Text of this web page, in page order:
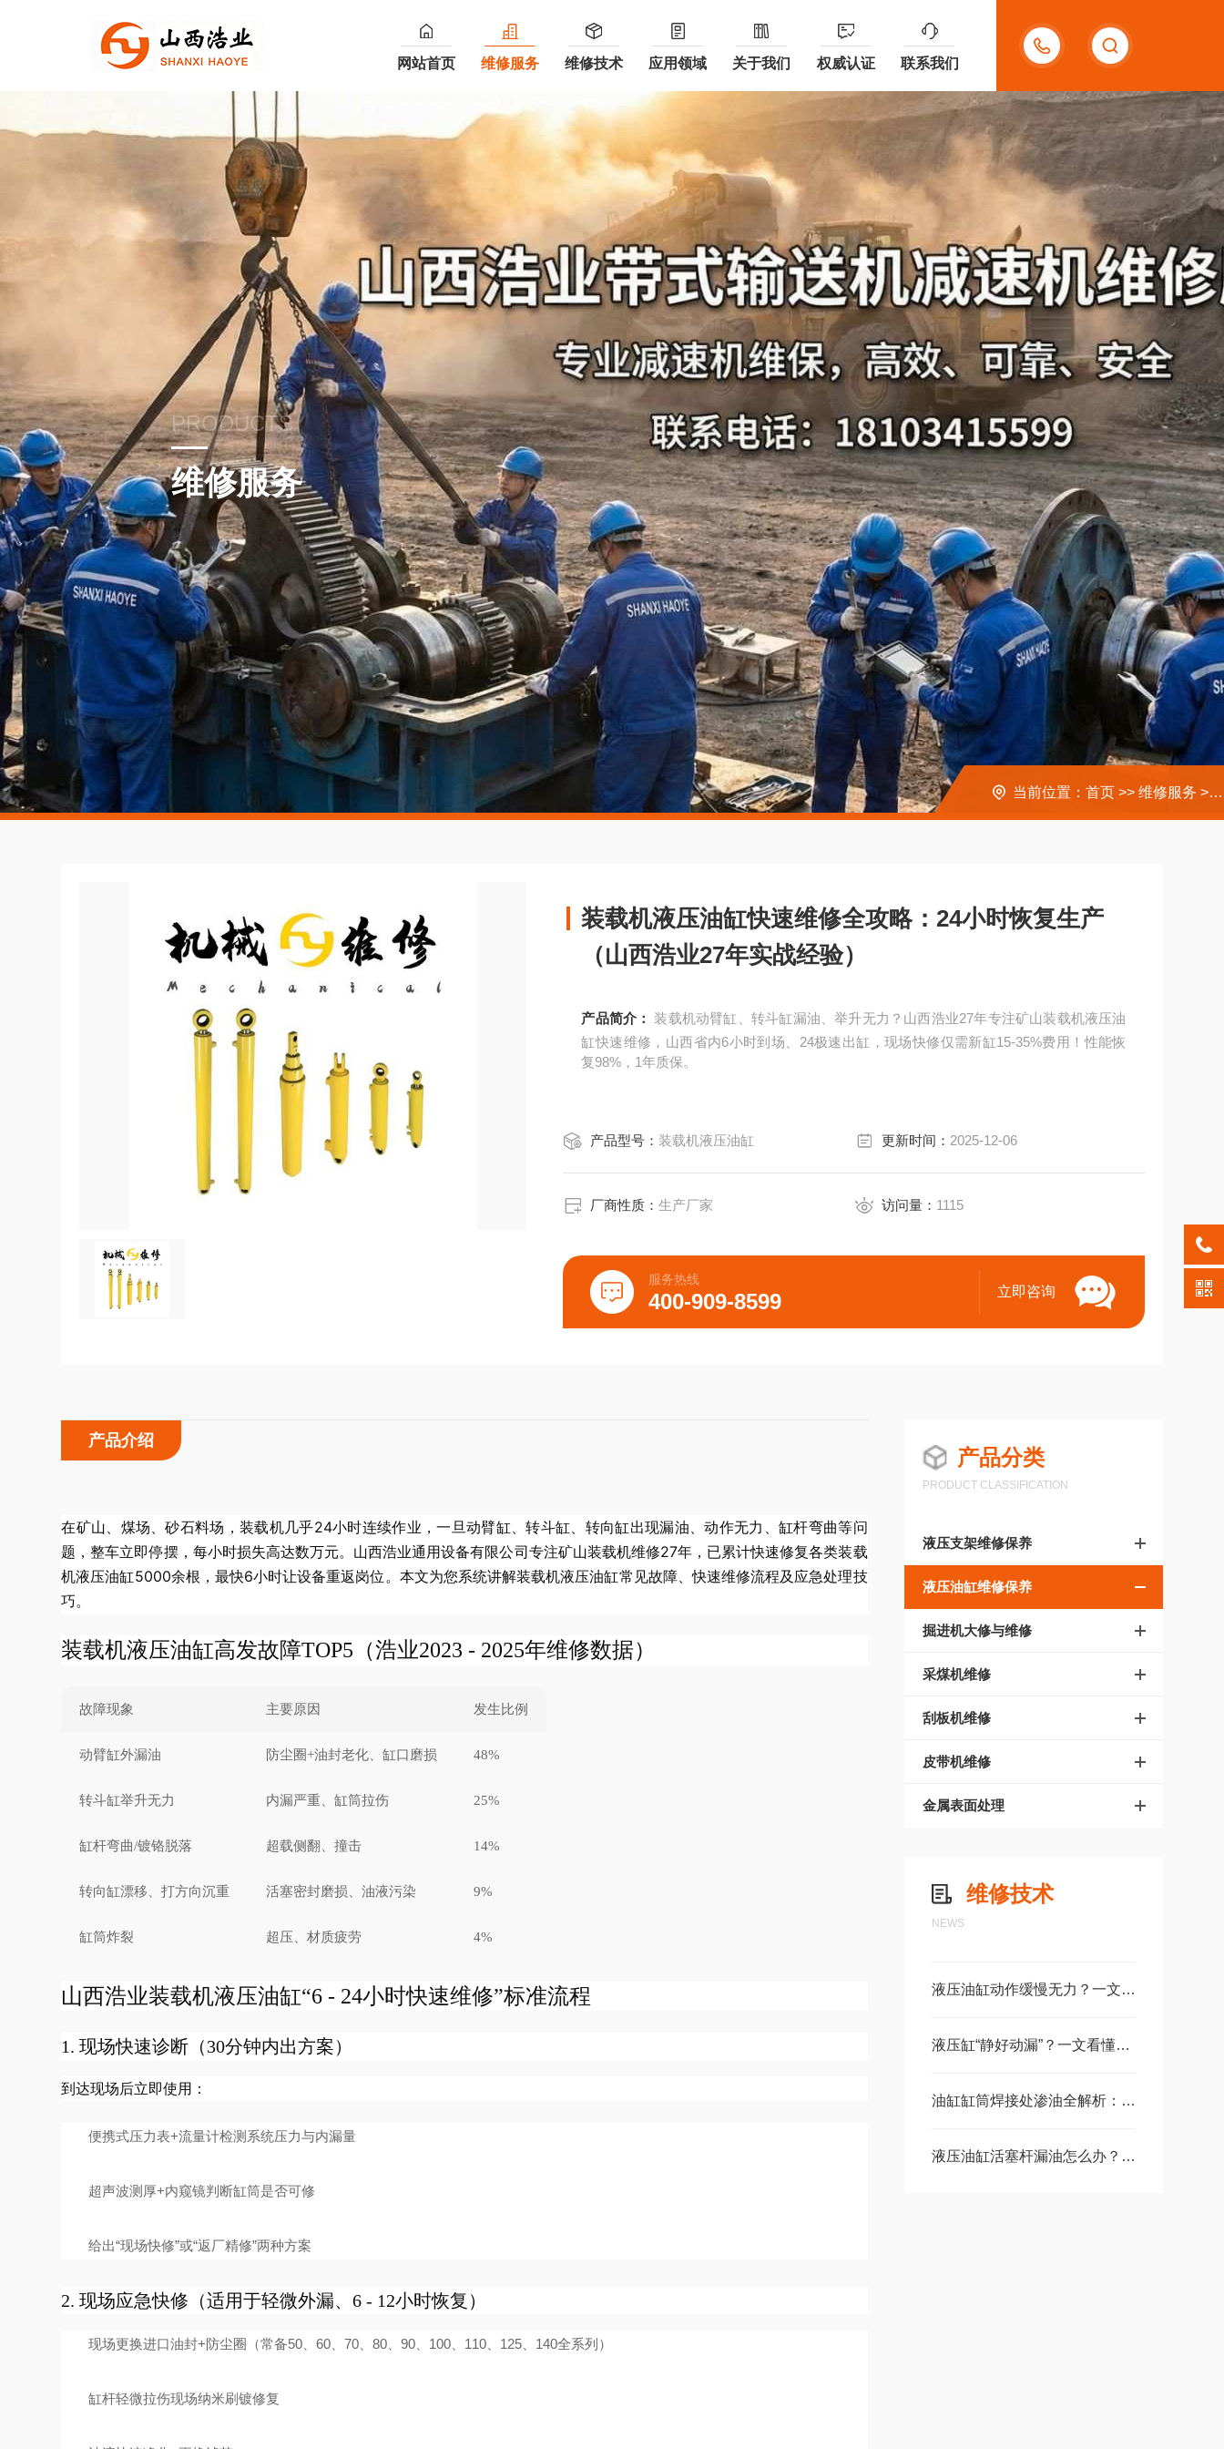
400-
8599
网站首页 维修服务 维修技术 应用领域 关于我们 权威认证 联系我们
PRODUCTS
维修服务
当前位置：首页 >>维修服务 >>
装载机液压油缸快速维修全攻略：24小时恢复生产
（山西浩业27年实战经验）
产品简介：
装载机动臂缸、转斗缸漏油、举升无力？山西浩业27年专注矿山装载机液压油
缸快速维修，山西省内6小时到场、24极速出缸，现场快修仅需新缸15-35%费用！性能恢
复98%，1年质保。
产品型号： 装载机液压油缸 更新时间： 2025-12-06
厂商性质：生产厂家 访问量： 1115
服务热线
400-909-8599 立即咨询
产品分类
PRODUCT CLASSIFICATION
液压支架维修保养
液压油缸维修保养
掘进机大修与维修
采煤机维修
刮板机维修
皮带机维修
金属表面处理
维修技术
NEWS
液压油缸动作缓慢无力？一文读懂故障根源与快速解决方法
液压缸“静好动漏”？一文看懂工作时漏油的根源与对策
油缸缸筒焊接处渗油全解析：原因、维修决策与专业修复指南
液压油缸活塞杆漏油怎么办？一文说清原因、步骤与预防
产品介绍
在矿山、煤场、砂石料场，装载机几乎24小时连续作业，一旦动臂缸、转斗缸、转向缸出现漏油、动作无力、缸杆弯曲等问
题，整车立即停摆，每小时损失高达数万元。山西浩业通用设备有限公司专注矿山装载机维修27年，已累计快速修复各类装载
机液压油缸5000余根，最快6小时让设备重返岗位。本文为您系统讲解装载机液压油缸常见故障、快速维修流程及应急处理技
巧。
装载机液压油缸高发故障TOP5（浩业2023 - 2025年维修数据）
故障现象 主要原因 发生比例
动臂缸外漏油 防尘圈+油封老化、缸口磨损 48%
转斗缸举升无力 内漏严重、缸筒拉伤 25%
缸杆弯曲/镀铬脱落 超载侧翻、撞击 14%
转向缸漂移、打方向沉重 活塞密封磨损、油液污染 9%
缸筒炸裂 超压、材质疲劳 4%
山西浩业装载机液压油缸“6 - 24小时快速维修”标准流程
1. 现场快速诊断（30分钟内出方案）
到达现场后立即使用：
便携式压力表+流量计检测系统压力与内漏量
超声波测厚+内窥镜判断缸筒是否可修
给出“现场快修”或“返厂精修”两种方案
2. 现场应急快修（适用于轻微外漏、6 - 12小时恢复）
现场更换进口油封+防尘圈（常备50、60、70、80、90、100、110、125、140全系列）
缸杆轻微拉伤现场纳米刷镀修复